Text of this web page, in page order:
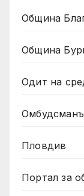
Община
Община
Одит на
Пловдив
Портал за